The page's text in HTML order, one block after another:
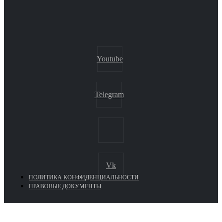
Youtube
Telegram
Vk
ПОЛИТИКА КОНФИДЕНЦИАЛЬНОСТИ
ПРАВОВЫЕ ДОКУМЕНТЫ